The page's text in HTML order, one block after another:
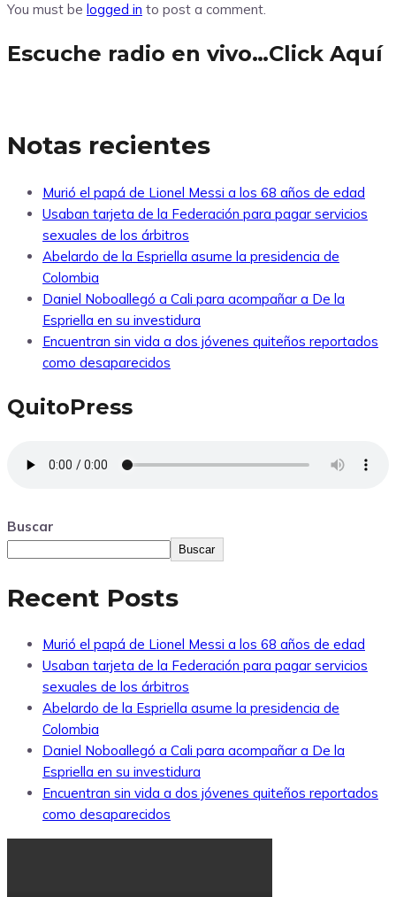
You must be logged in to post a comment.
Escuche radio en vivo…Click Aquí
Notas recientes
Murió el papá de Lionel Messi a los 68 años de edad
Usaban tarjeta de la Federación para pagar servicios
sexuales de los árbitros
Abelardo de la Espriella asume la presidencia de
Colombia
Daniel Noboallegó a Cali para acompañar a De la
Espriella en su investidura
Encuentran sin vida a dos jóvenes quiteños reportados
como desaparecidos
QuitoPress
Buscar
Buscar
Recent Posts
Murió el papá de Lionel Messi a los 68 años de edad
Usaban tarjeta de la Federación para pagar servicios
sexuales de los árbitros
Abelardo de la Espriella asume la presidencia de
Colombia
Daniel Noboallegó a Cali para acompañar a De la
Espriella en su investidura
Encuentran sin vida a dos jóvenes quiteños reportados
como desaparecidos